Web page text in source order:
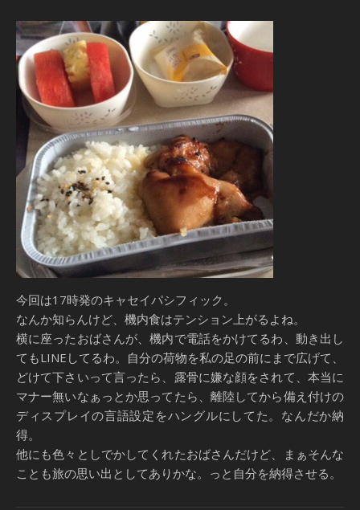
今回は17時発のキャセイパシフィック。
なんか知らんけど、機内食はテンション上がるよね。
横に座ったおばさんが、機内で電話をかけてるわ、動き出し
てもLINEしてるわ。自分の荷物を私の足の前にまで広げて、
どけて下さいって言ったら、露骨に嫌な顔をされて、本当に
マナー無いなぁっとか思ってたら、離陸してから備え付けの
ディスプレイの言語設定をハングルにしてた。なんだか納
得。
他にも色々としでかしてくれたおばさんだけど、まぁそんな
ことも旅の思い出としてありかな。っと自分を納得させる。